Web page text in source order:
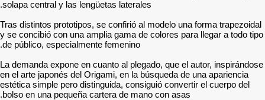
Tras distintos prototipos,
y se concibió con una
La demanda expone en
en el arte japonés del
estética simple pero
bolso en una pequeña